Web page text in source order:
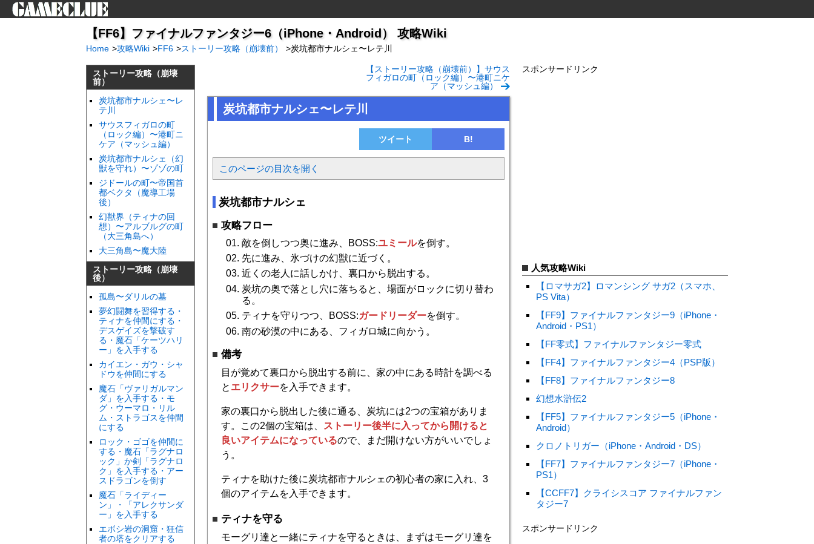
【FF6】ファイナルファンタジー6（iPhone・Android） 攻略Wiki
Home >攻略Wiki >FF6 >ストーリー攻略（崩壊前） >炭坑都市ナルシェ〜レテ川
ストーリー攻略（崩壊
前）
炭坑都市ナルシェ〜レ
テ川
サウスフィガロの町
（ロック編）〜港町ニ
ケア（マッシュ編）
炭坑都市ナルシェ（幻
獣を守れ）〜ゾゾの町
ジドールの町〜帝国首
都ベクタ（魔導工場
後）
幻獣界（ティナの回
想）〜アルブルグの町
（大三角島へ）
大三角島〜魔大陸
ストーリー攻略（崩壊
後）
孤島〜ダリルの墓
夢幻闘舞を習得する・
ティナを仲間にする・
デスゲイズを撃破す
る・魔石「ケーツハリ
ー」を入手する
カイエン・ガウ・シャ
ドウを仲間にする
魔石「ヴァリガルマン
ダ」を入手する・モ
グ・ウーマロ・リル
ム・ストラゴスを仲間
にする
ロック・ゴゴを仲間に
する・魔石「ラグナロ
ック」か剣「ラグナロ
ク」を入手する・アー
スドラゴンを倒す
魔石「ライディー
ン」・「アレクサンダ
ー」を入手する
エボシ岩の洞窟・狂信
者の塔をクリアする
【ストーリー攻略（崩壊前）】サウス
フィガロの町（ロック編）〜港町ニケ
ア（マッシュ編）
炭坑都市ナルシェ〜レテ川
ツイート B!
このページの目次を開く
炭坑都市ナルシェ
攻略フロー
敵を倒しつつ奥に進み、BOSS:ユミールを倒す。
先に進み、氷づけの幻獣に近づく。
近くの老人に話しかけ、裏口から脱出する。
炭坑の奥で落とし穴に落ちると、場面がロックに切り替わ
る。
ティナを守りつつ、BOSS:ガードリーダーを倒す。
南の砂漠の中にある、フィガロ城に向かう。
備考
目が覚めて裏口から脱出する前に、家の中にある時計を調べる
と エリクサーを入手できます。
家の裏口から脱出した後に通る、炭坑には2つの宝箱がありま
す。この2個の宝箱は、 ストーリー後半に入ってから開けると
良いアイテムになっているので、まだ開けない方がいいでしょ
う。
ティナを助けた後に炭坑都市ナルシェの初心者の家に入れ、3
個のアイテムを入手できます。
ティナを守る
モーグリ達と一緒にティナを守るときは、まずはモーグリ達を
スポンサードリンク
人気攻略Wiki
【ロマサガ2】ロマンシング サガ2（スマホ、
PS Vita）
【FF9】ファイナルファンタジー9（iPhone・
Android・PS1）
【FF零式】ファイナルファンタジー零式
【FF4】ファイナルファンタジー4（PSP版）
【FF8】ファイナルファンタジー8
幻想水滸伝2
【FF5】ファイナルファンタジー5（iPhone・
Android）
クロノトリガー（iPhone・Android・DS）
【FF7】ファイナルファンタジー7（iPhone・
PS1）
【CCFF7】クライシスコア ファイナルファン
タジー7
スポンサードリンク